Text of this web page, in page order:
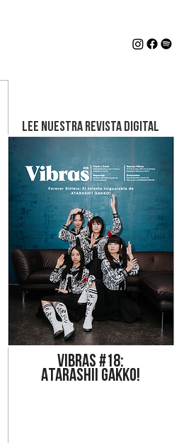
LEE NUESTRA REVISTA DIGITAL
Vibras #18:
ATARASHII GAKKO!